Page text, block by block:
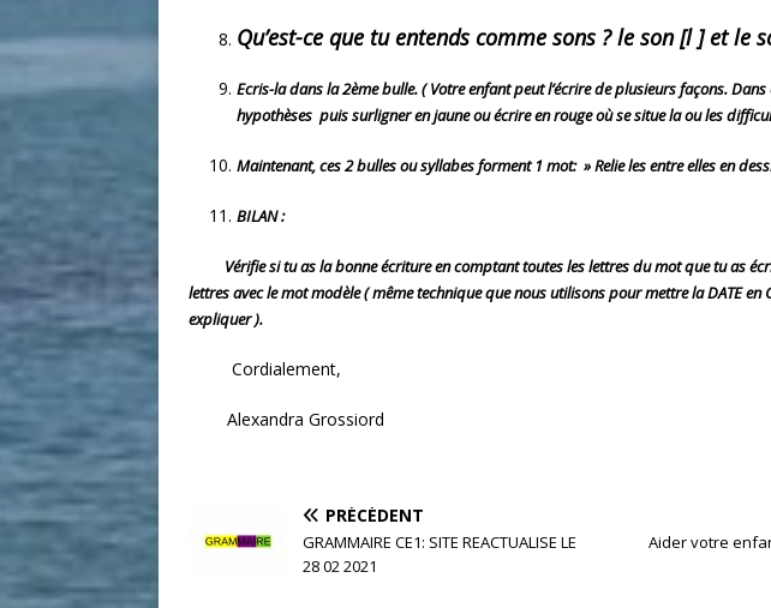
Qu’est-ce que tu entends comme sons ? le son [l ] et le
Ecris-la dans la 2ème bulle. ( Votre enfant peut l’écrire de plusieurs façons.
hypothèses puis surligner en jaune ou écrire en rouge où se situe la ou les
Maintenant, ces 2 bulles ou syllabes forment 1 mot: » Relie les entre elles en
BILAN :
Vérifie si tu as la bonne écriture en comptant toutes les lettres du mot que tu as
lettres avec le mot modèle ( même technique que nous utilisons pour mettre la DATE en
expliquer ).
Cordialement,
Alexandra Grossiord
PRÉCÉDENT
GRAMMAIRE CE1: SITE REACTUALISE LE
28 02 2021
Aider votre